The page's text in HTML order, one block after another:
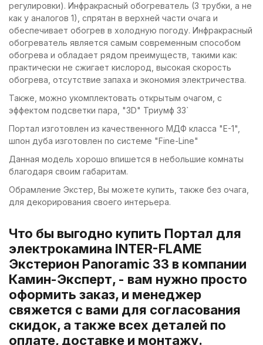
регулировки). Инфракрасный обогреватель (3 трубки, а не
как у аналогов 1), спрятан в верхней части очага и
обеспечивает обогрев в холодную погоду. Инфракрасный
обогреватель является самым современным способом
обогрева и обладает рядом преимуществ, такими как:
практически не сжигает кислород, высокая скорость
обогрева, отсутствие запаха и экономия электричества.
Также, можно укомплектовать открытым очагом, с
эффектом подсветки пара, "3D" Триумф 33`
Портал изготовлен из качественного МДФ класса "Е-1",
шпон дуба изготовлен по системе "Fine-Line"
Данная модель хорошо впишется в небольшие комнаты
благодаря своим габаритам.
Обрамление Экстер, Вы можете купить, также без очага,
для декорирования своего интерьера.
Что бы выгодно купить Портал для
электрокамина INTER-FLAME
Экстерион Panoramic 33 в компании
Камин-Эксперт, - вам нужно просто
оформить заказ, и менеджер
свяжется с вами для согласования
скидок, а также всех деталей по
оплате, доставке и монтажу.